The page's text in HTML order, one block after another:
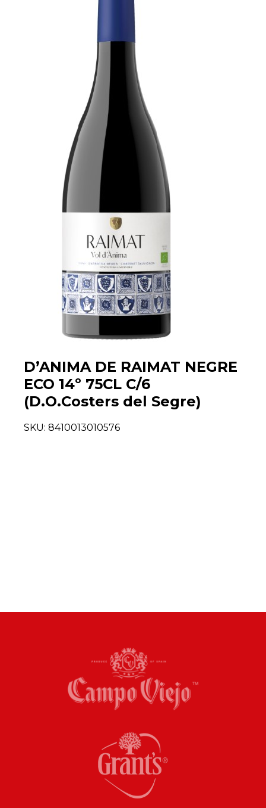
D’ANIMA DE RAIMAT NEGRE
ECO 14º 75CL C/6
(D.O.Costers del Segre)
SKU: 8410013010576